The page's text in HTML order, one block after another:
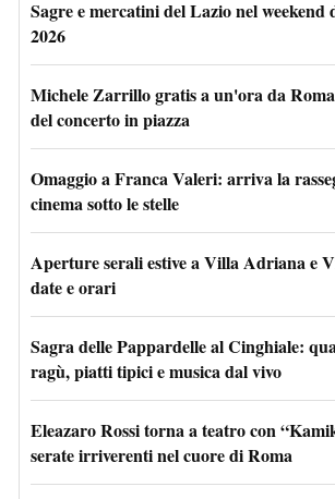
Sagre e mercatini del Lazio nel weekend
2026
Michele Zarrillo gratis a un'ora da
del concerto in piazza
Omaggio a Franca Valeri: arriva la
cinema sotto le stelle
Aperture serali estive a Villa Adriana e
date e orari
Sagra delle Pappardelle al Cinghiale:
ragù, piatti tipici e musica dal vivo
Eleazaro Rossi torna a teatro con
serate irriverenti nel cuore di Roma